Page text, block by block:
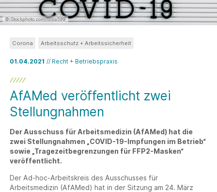
©iStockphoto.com/lusia599
01.04.2021 // Recht + Betriebspraxis
Corona Arbeitsschutz + Arbeitssicherheit
AfAMed veröffentlicht zwei
Stellungnahmen
Der Ausschuss für Arbeitsmedizin (AfAMed) hat die
zwei Stellungnahmen „COVID-19-Impfungen im Betrieb“
sowie „Tragezeitbegrenzungen für FFP2-Masken“
veröffentlicht.
Der Ad-hoc-Arbeitskreis des Ausschusses für
Arbeitsmedizin (AfAMed) hat in der Sitzung am 24. März